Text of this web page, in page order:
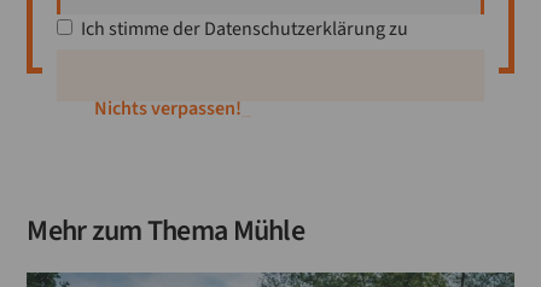
Ich stimme derDatenschutzerklärungzu
_
Mehr zum Thema Mühle